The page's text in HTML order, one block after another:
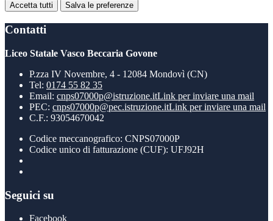
Accetta tutti Salva le preferenze
Contatti
Liceo Statale Vasco Beccaria Govone
P.zza IV Novembre, 4 - 12084 Mondovì (CN)
Tel: 0174 55 82 35
Email: cnps07000p@istruzione.itLink per inviare una mail
PEC: cnps07000p@pec.istruzione.itLink per inviare una mail
C.F.: 93054670042
Codice meccanografico: CNPS07000P
Codice unico di fatturazione (CUF): UFJ92H
Seguici su
Facebook